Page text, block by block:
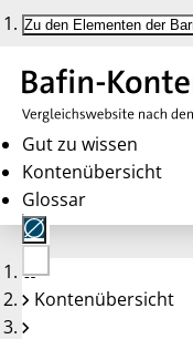
Zu den Elementen der
Gut zu wissen
Kontenübersicht
Glossar
Keine
Konten
Kontenübersicht